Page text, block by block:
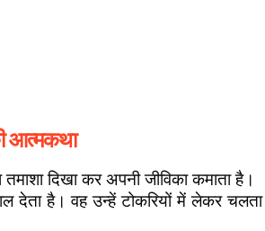
आत्मकथा
दिखा कर अपनी जीविका कमाता है।
है। वह उन्हें टोकरियों में लेकर चलता